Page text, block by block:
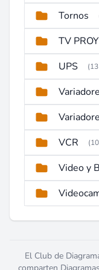
Tornos
TV
UPS
VCR
Video y
El Club de